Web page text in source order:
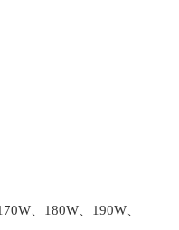
、180W、190W、